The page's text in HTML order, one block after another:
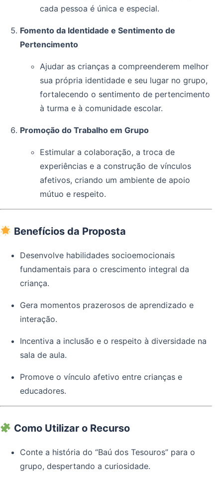
cada pessoa é única e especial.
Fomento da Identidade e Sentimento de
Pertencimento
Ajudar as crianças a compreenderem melhor
sua própria identidade e seu lugar no grupo,
fortalecendo o sentimento de pertencimento
à turma e à comunidade escolar.
Promoção do Trabalho em Grupo
Estimular a colaboração, a troca de
experiências e a construção de vínculos
afetivos, criando um ambiente de apoio
mútuo e respeito.
Benefícios da Proposta
Desenvolve habilidades socioemocionais
fundamentais para o crescimento integral da
criança.
Gera momentos prazerosos de aprendizado e
interação.
Incentiva a inclusão e o respeito à diversidade na
sala de aula.
Promove o vínculo afetivo entre crianças e
educadores.
Como Utilizar o Recurso
Conte a história do “Baú dos Tesouros” para o
grupo, despertando a curiosidade.